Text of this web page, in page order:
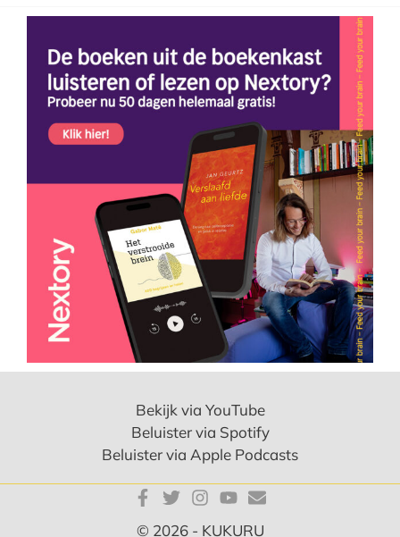
Bekijk via YouTube
Beluister via Spotify
Beluister via Apple Podcasts
© 2026 - KUKURU